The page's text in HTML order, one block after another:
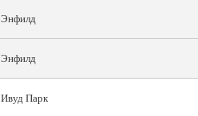
Энфилд
Энфилд
Ивуд Парк